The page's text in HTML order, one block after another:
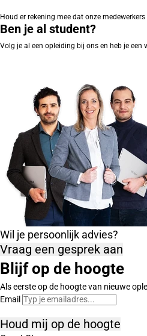
Houd er rekening mee dat onze
Ben je al student?
Volg je al een opleiding bij ons en heb je
Wil je persoonlijk advies?
Vraag een gesprek aan
Blijf op de hoogte
Als eerste op de hoogte van nieuwe
Email
Houd mij op de hoogte